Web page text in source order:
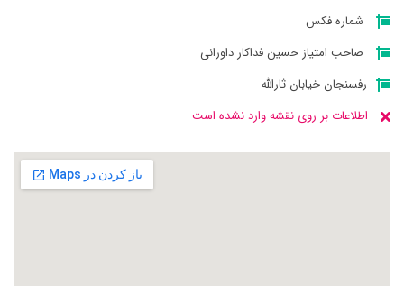
شماره فکس
صاحب امتیاز حسین فداکار داورانی
رفسنجان خیابان ثارالله
اطلاعات بر روی نقشه وارد نشده است